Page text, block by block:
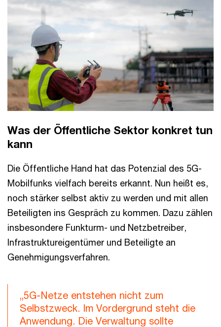
Was der Öffentliche Sektor konkret tun
kann
Die Öffentliche Hand hat das Potenzial des 5G-
Mobilfunks vielfach bereits erkannt. Nun heißt es,
noch stärker selbst aktiv zu werden und mit allen
Beteiligten ins Gespräch zu kommen. Dazu zählen
insbesondere Funkturm- und Netzbetreiber,
Infrastruktureigentümer und Beteiligte an
Genehmigungsverfahren.
„5G-Netze entstehen nicht zum
Selbstzweck. Im Vordergrund steht die
Anwendung. Die Verwaltung sollte